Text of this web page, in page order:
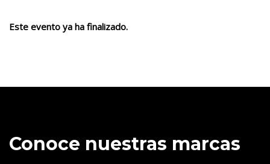
Este evento ya ha finalizado.
Conoce nuestras marcas